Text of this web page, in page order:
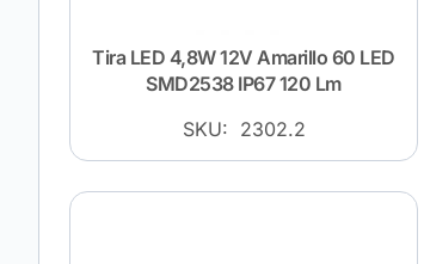
Tira LED 4,8W 12V Amarillo 60 LED
SMD2538 IP67 120 Lm
SKU: 2302.2